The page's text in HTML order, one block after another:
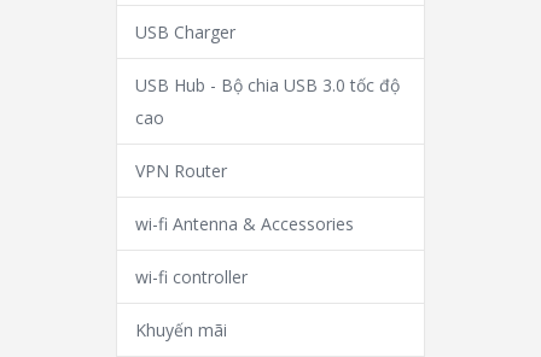
USB Charger
USB Hub - Bộ chia USB 3.0 tốc độ
cao
VPN Router
wi-fi Antenna & Accessories
wi-fi controller
Khuyến mãi